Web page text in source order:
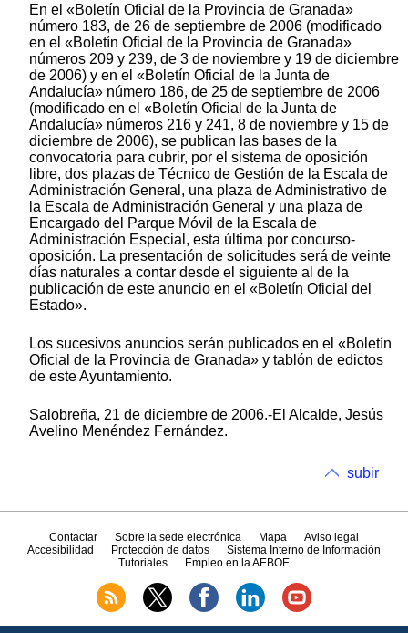
En el «Boletín Oficial de la Provincia de Granada»
número 183, de 26 de septiembre de 2006 (modificado
en el «Boletín Oficial de la Provincia de Granada»
números 209 y 239, de 3 de noviembre y 19 de diciembre
de 2006) y en el «Boletín Oficial de la Junta de
Andalucía» número 186, de 25 de septiembre de 2006
(modificado en el «Boletín Oficial de la Junta de
Andalucía» números 216 y 241, 8 de noviembre y 15 de
diciembre de 2006), se publican las bases de la
convocatoria para cubrir, por el sistema de oposición
libre, dos plazas de Técnico de Gestión de la Escala de
Administración General, una plaza de Administrativo de
la Escala de Administración General y una plaza de
Encargado del Parque Móvil de la Escala de
Administración Especial, esta última por concurso-
oposición. La presentación de solicitudes será de veinte
días naturales a contar desde el siguiente al de la
publicación de este anuncio en el «Boletín Oficial del
Estado».
Los sucesivos anuncios serán publicados en el «Boletín
Oficial de la Provincia de Granada» y tablón de edictos
de este Ayuntamiento.
Salobreña, 21 de diciembre de 2006.-El Alcalde, Jesús
Avelino Menéndez Fernández.
subir
Contactar Sobre la sede electrónica Mapa
Aviso legal
Accesibilidad
Protección de datos
Sistema Interno de Información
Tutoriales
Empleo en la AEBOE